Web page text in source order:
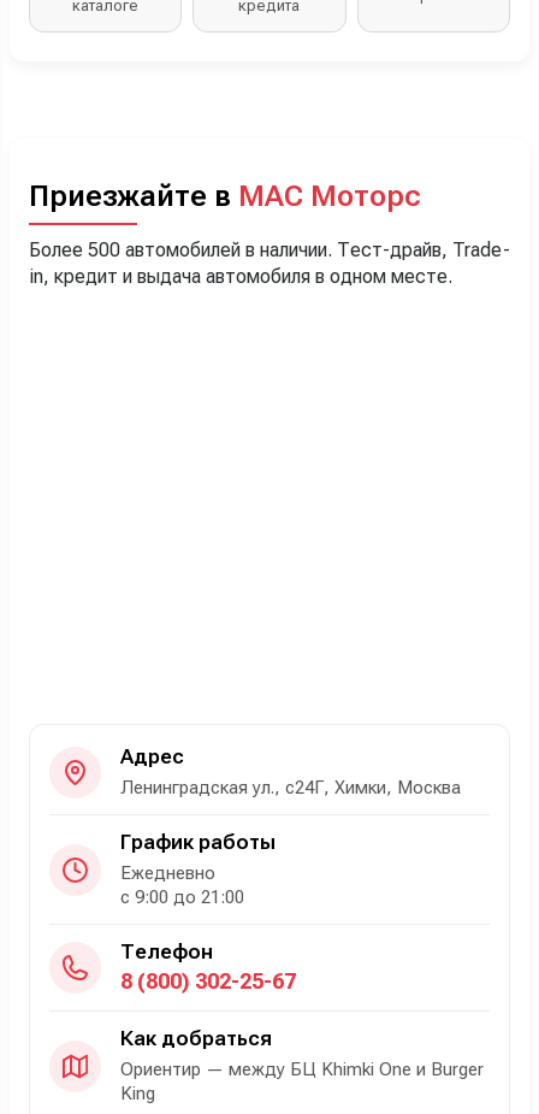
каталоге
кредита
Приезжайте в МАС Моторс
Более 500 автомобилей в наличии. Тест-драйв, Trade-
in, кредит и выдача автомобиля в одном месте.
Адрес
Ленинградская ул., с24Г, Химки, Москва
График работы
Ежедневно
с 9:00 до 21:00
Телефон
8 (800) 302-25-67
Как добраться
Ориентир — между БЦ Khimki One и Burger
King